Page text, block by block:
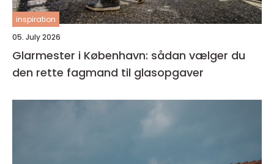
inspiration
05. July 2026
Glarmester i København: sådan vælger du
den rette fagmand til glasopgaver